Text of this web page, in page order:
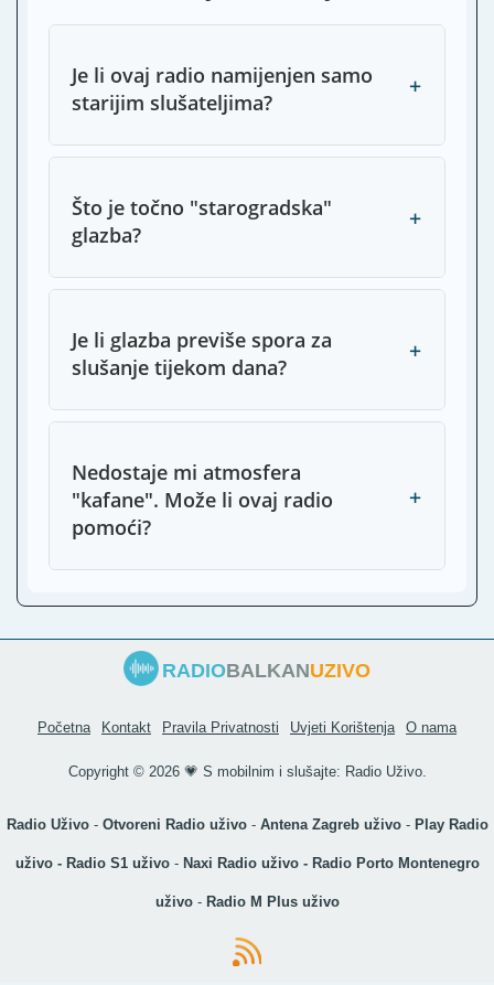
Je li ovaj radio namijenjen samo
starijim slušateljima?
+
Što je točno "starogradska"
glazba?
+
Je li glazba previše spora za
slušanje tijekom dana?
+
Nedostaje mi atmosfera
"kafane". Može li ovaj radio
pomoći?
+
RADIOBALKANUZIVO
Početna Kontakt Pravila Privatnosti Uvjeti Korištenja O nama
Copyright © 2026 💗 S mobilnim i slušajte: Radio Uživo.
Radio Uživo- Otvoreni Radio uživo- Antena Zagreb uživo- Play Radio
uživo- Radio S1 uživo- Naxi Radio uživo- Radio Porto Montenegro
uživo- Radio M Plus uživo